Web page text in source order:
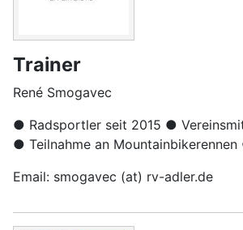
Trainer
René Smogavec
● Radsportler seit 2015 ●
● Teilnahme an Mountainbikerennen
Email: smogavec (at) rv-adler.de